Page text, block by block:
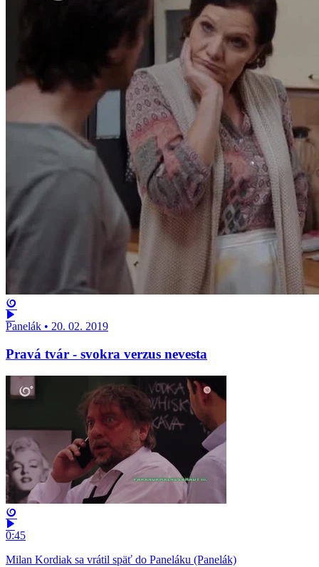
Panelák • 20. 02. 2019
Pravá tvár - svokra verzus nevesta
0:45
Milan Kordiak sa vrátil späť do Paneláku (Panelák)